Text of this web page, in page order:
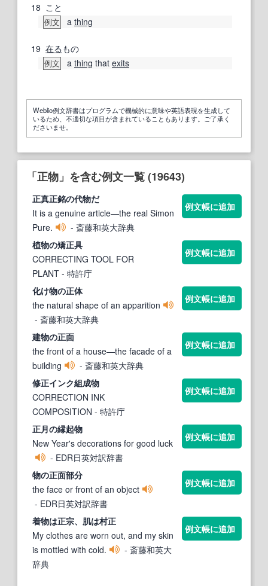
18 こと
例文 a thing
19 在る もの
例文 a thing that exits
Weblio例文辞書はプログラムで機械的に意味や英語表現を生成して
いるため、不適切な項目が含まれていることもあります。ご了承く
ださいませ。
「正物」を含む例文一覧 (19643)
正真正銘の代物だ
It is a genuine article―the real Simon
Pure.
- 斎藤和英大辞典
例文帳に追加
植物の矯正具
CORRECTING TOOL FOR
PLANT - 特許庁
例文帳に追加
化け物の正体
the natural shape of an apparition
- 斎藤和英大辞典
例文帳に追加
建物の正面
the front of a house―the facade of a
building
- 斎藤和英大辞典
例文帳に追加
修正インク組成物
CORRECTION INK
COMPOSITION - 特許庁
例文帳に追加
正月の縁起物
New Year's decorations for good luck
- EDR日英対訳辞書
例文帳に追加
物の正面部分
the face or front of an object
- EDR日英対訳辞書
例文帳に追加
着物は正宗、肌は村正
My clothes are worn out, and my skin
is mottled with cold.
- 斎藤和英大
辞典
例文帳に追加